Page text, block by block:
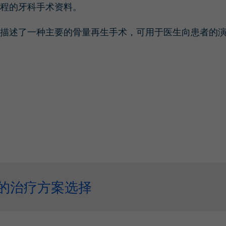
的牙科手术资料。
述了一种主要的骨量再生手术，可用于医生向患者的
治疗方案选择